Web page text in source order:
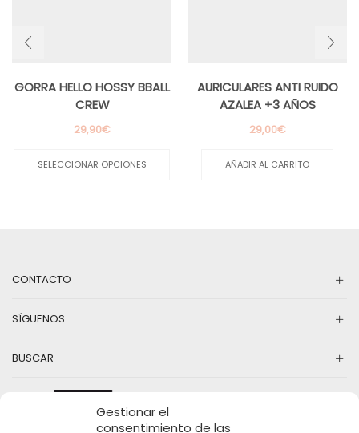
Gestionar el
consentimiento de las
GORRA HELLO HOSSY BBALL
CREW
29,90€
SELECCIONAR OPCIONES
AURICULARES ANTI RUIDO
AZALEA +3 AÑOS
29,00€
AÑADIR AL CARRITO
CONTACTO
SÍGUENOS
BUSCAR